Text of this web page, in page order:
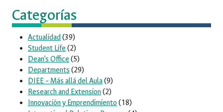
Categorías
Actualidad (39)
Student Life (2)
Dean’s Office (5)
Departments (29)
DIEE – Más allá del Aula(9)
Research and Extension(2)
Innovación y Emprendimiento (18)